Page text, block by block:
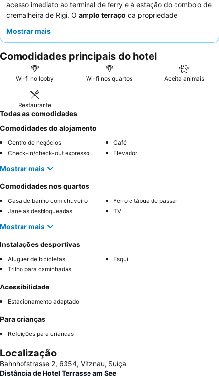
acesso imediato ao terminal de ferry e à estação do comboio de
cremalheira de Rigi. O amplo terraço da propriedade
hóspedes elogiam consistentemente a
comida no pequeno-almoço, desfrutada com vistas
deslumbrantes para o lago. Para uma experiência
verdadeiramente local, não deixe de provar a seleção de
Mostrar mais
Comodidades principais do hotel
Wi-fi no lobby Wi-fi nos quartos Aceita animais
Restaurante
Todas as comodidades
Comodidades do alojamento
Centro de negócios
Café
Check-in/check-out expresso
Elevador
Mostrar mais
Comodidades nos quartos
Casa de banho com chuveiro
Ferro e tábua de passar
Janelas desbloqueadas
TV
Mostrar mais
Instalações desportivas
Aluguer de bicicletas
Esqui
Trilho para caminhadas
Acessibilidade
Estacionamento adaptado
Para crianças
Refeições para crianças
Localização
Bahnhofstrasse 2, 6354, Vitznau, Suíça
Distância de Hotel Terrasse am See